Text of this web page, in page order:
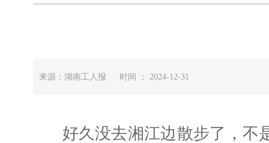
来源：湖南工人报 时间 ： 2024-12-31
好久没去湘江边散步了，不